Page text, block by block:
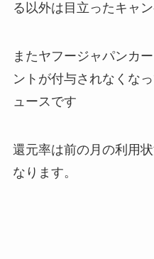
る以外は目立ったキャ
またヤフージャパンカ
ントが付与されなくな
ュースです
還元率は前の月の利用
なります。